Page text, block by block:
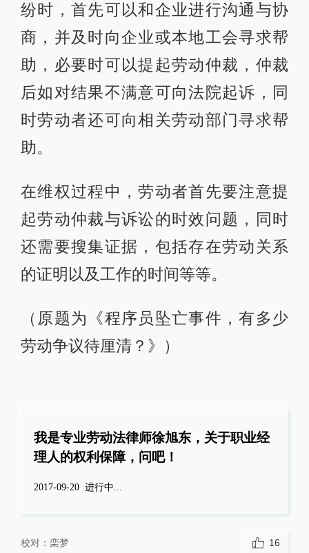
纷时，首先可以和企业进行沟通与协
商，并及时向企业或本地工会寻求帮
助，必要时可以提起劳动仲裁，仲裁
后如对结果不满意可向法院起诉，同
时劳动者还可向相关劳动部门寻求帮
助。
在维权过程中，劳动者首先要注意提
起劳动仲裁与诉讼的时效问题，同时
还需要搜集证据，包括存在劳动关系
的证明以及工作的时间等等。
（原题为《程序员坠亡事件，有多少
劳动争议待厘清？》）
我是专业劳动法律师徐旭东，关于职业经
理人的权利保障，问吧！
2017-09-20 进行中...
校对： 栾梦 16